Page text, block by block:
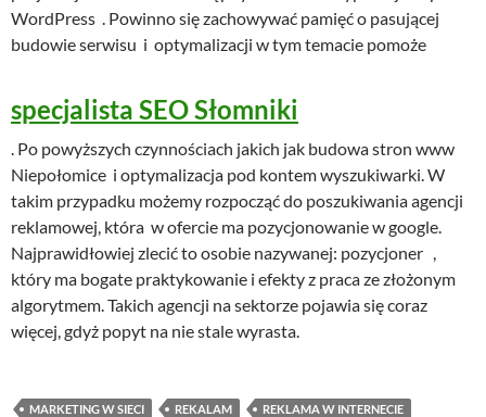
WordPress . Powinno się zachowywać pamięć o pasującej
budowie serwisu i optymalizacji w tym temacie pomoże
specjalista SEO Słomniki
. Po powyższych czynnościach jakich jak budowa stron www
Niepołomice i optymalizacja pod kontem wyszukiwarki. W
takim przypadku możemy rozpocząć do poszukiwania agencji
reklamowej, która w ofercie ma pozycjonowanie w google.
Najprawidłowiej zlecić to osobie nazywanej: pozycjoner ,
który ma bogate praktykowanie i efekty z praca ze złożonym
algorytmem. Takich agencji na sektorze pojawia się coraz
więcej, gdyż popyt na nie stale wyrasta.
MARKETING W SIECI REKALAM
REKLAMA W INTERNECIE